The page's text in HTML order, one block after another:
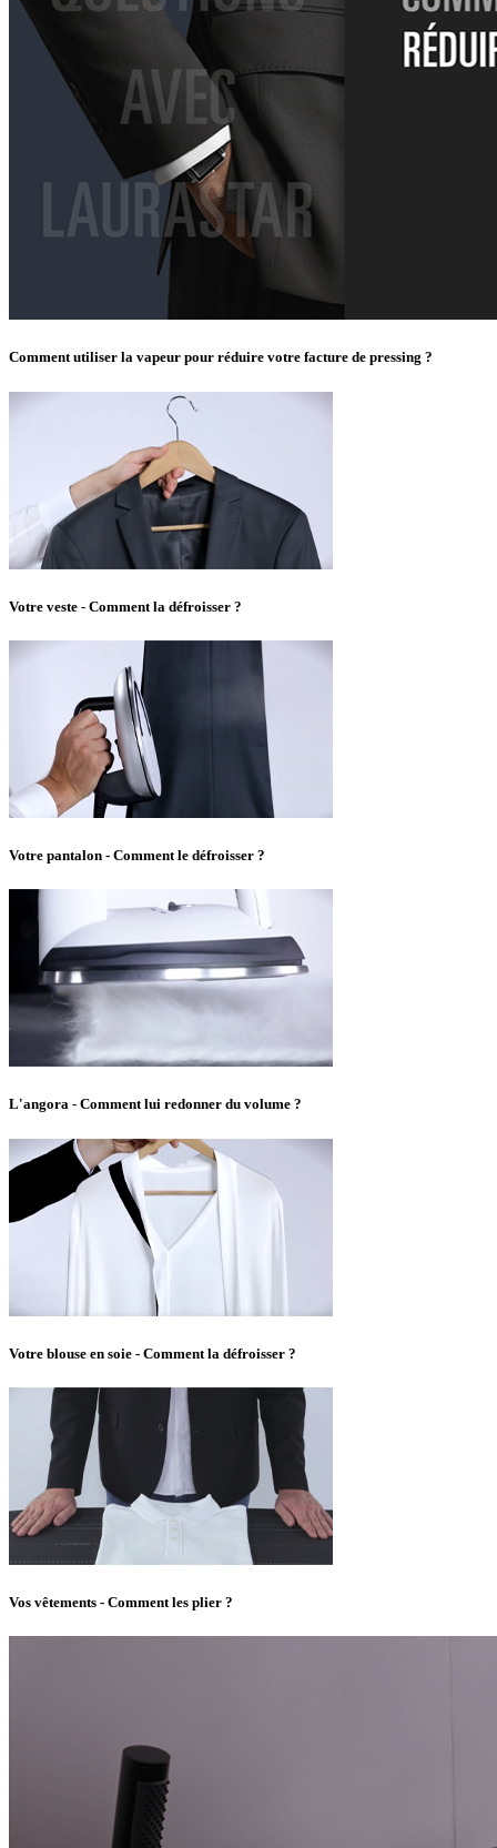
Comment utiliser la vapeur pour réduire votre facture de pressing ?
Votre veste - Comment la défroisser ?
Votre pantalon - Comment le défroisser ?
L'angora - Comment lui redonner du volume ?
Votre blouse en soie - Comment la défroisser ?
Vos vêtements - Comment les plier ?